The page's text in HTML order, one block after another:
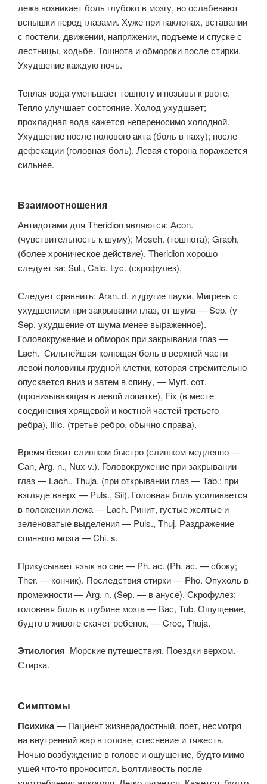
лежа возникает боль глубоко в мозгу, но ослабевают
вспышки перед глазами. Хуже при наклонах, вставании
с постели, движении, напряжении, подъеме и спуске с
лестницы, ходьбе. Тошнота и обмороки после стирки.
Ухудшение каждую ночь.
Теплая вода уменьшает тошноту и позывы к рвоте.
Тепло улучшает состояние. Холод ухудшает;
прохладная вода кажется непереносимо холодной.
Ухудшение после полового акта (боль в паху); после
дефекации (головная боль). Левая сторона поражается
сильнее.
Взаимоотношения
Антидотами для Theridion являются: Асоn.
(чувствительность к шуму); Mosch. (тошнота); Graph,
(более хроническое действие). Theridion хорошо
следует за: Sul., Calc, Lyc. (скрофулез).
Следует сравнить: Aran. d. и другие пауки. Мигрень с
ухудшением при закрывании глаз, от шума — Sep. (у
Sep. ухудшение от шума менее выраженное).
Головокружение и обморок при закрывании глаз —
Lach. Сильнейшая колющая боль в верхней части
левой половины грудной клетки, которая стремительно
опускается вниз и затем в спину, — Myrt. сот.
(пронизывающая в левой лопатке), Fix (в месте
соединения хрящевой и костной частей третьего
ребра), Illic. (третье ребро, обычно справа).
Время бежит слишком быстро (слишком медленно —
Саn, Arg. n., Nux v.). Головокружение при закрывании
глаз — Lach., Thuja. (при открывании глаз — Tab.; при
взгляде вверх — Puls., Sil). Головная боль усиливается
в положении лежа — Lach. Ринит, густые желтые и
зеленоватые выделения — Puls., Thuj. Раздражение
спинного мозга — Chi. s.
Прикусывает язык во сне — Ph. ас. (Ph. ас. — сбоку;
Ther. — кончик). Последствия стирки — Pho. Опухоль в
промежности — Arg. n. (Sep. — в анусе). Скрофулез;
головная боль в глубине мозга — Вас, Tub. Ощущение,
будто в животе скачет ребенок, — Croc, Thuja.
Этиология Морские путешествия. Поездки верхом.
Стирка.
Симптомы
Психика— Пациент жизнерадостный, поет, несмотря
на внутренний жар в голове, стеснение и тяжесть.
Ночью возбуждение в голове и ощущение, будто мимо
ушей что-то проносится. Болтливость после